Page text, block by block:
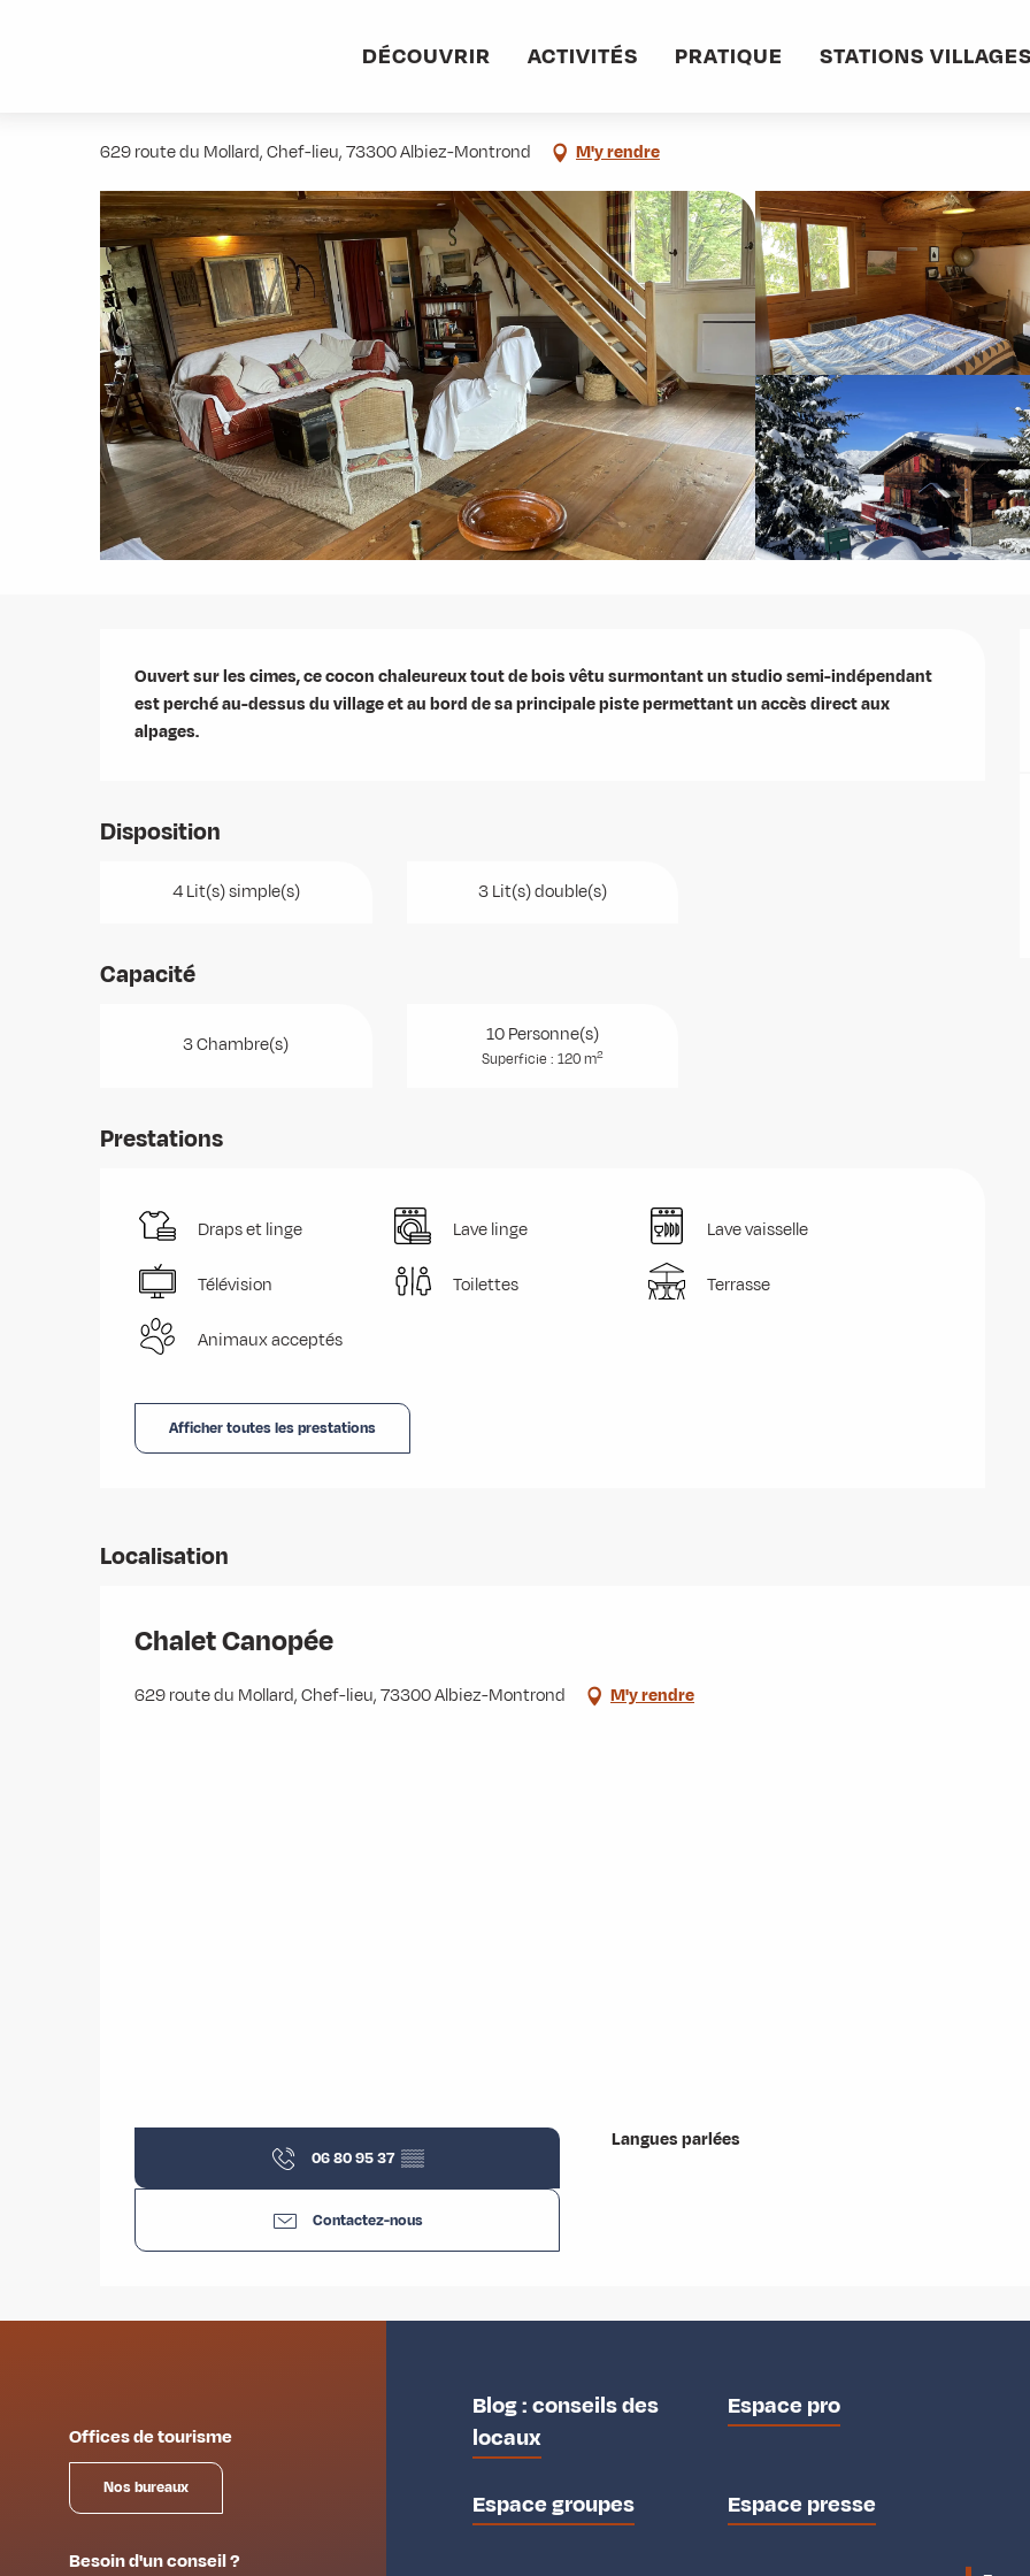
DÉCOUVRIR ACTIVITÉS PRATIQUE STATIONS VILLAGES
629 route du Mollard, Chef-lieu, 73300 Albiez-Montrond M'y rendre
Description
Ouvert sur les cimes, ce cocon chaleureux tout de bois vêtu surmontant un studio semi-indépendant
est perché au-dessus du village et au bord de sa principale piste permettant un accès direct aux
alpages.
Disposition
4 Lit(s) simple(s) 3 Lit(s) double(s)
Capacité
3 Chambre(s) 10 Personne(s)
Superficie : 120 m2
Prestations
Draps et linge Lave linge Lave vaisselle
Télévision Toilettes Terrasse
Animaux acceptés
Afficher toutes les prestations
Localisation
Chalet Canopée
629 route du Mollard, Chef-lieu, 73300 Albiez-Montrond M'y rendre
06 80 95 37 ▒▒
Contactez-nous
Langues parlées
Langues parlées
Offices de tourisme
Nos bureaux
Besoin d'un conseil ?
Blog : conseils des
locaux
Espace pro
Espace groupes Espace presse